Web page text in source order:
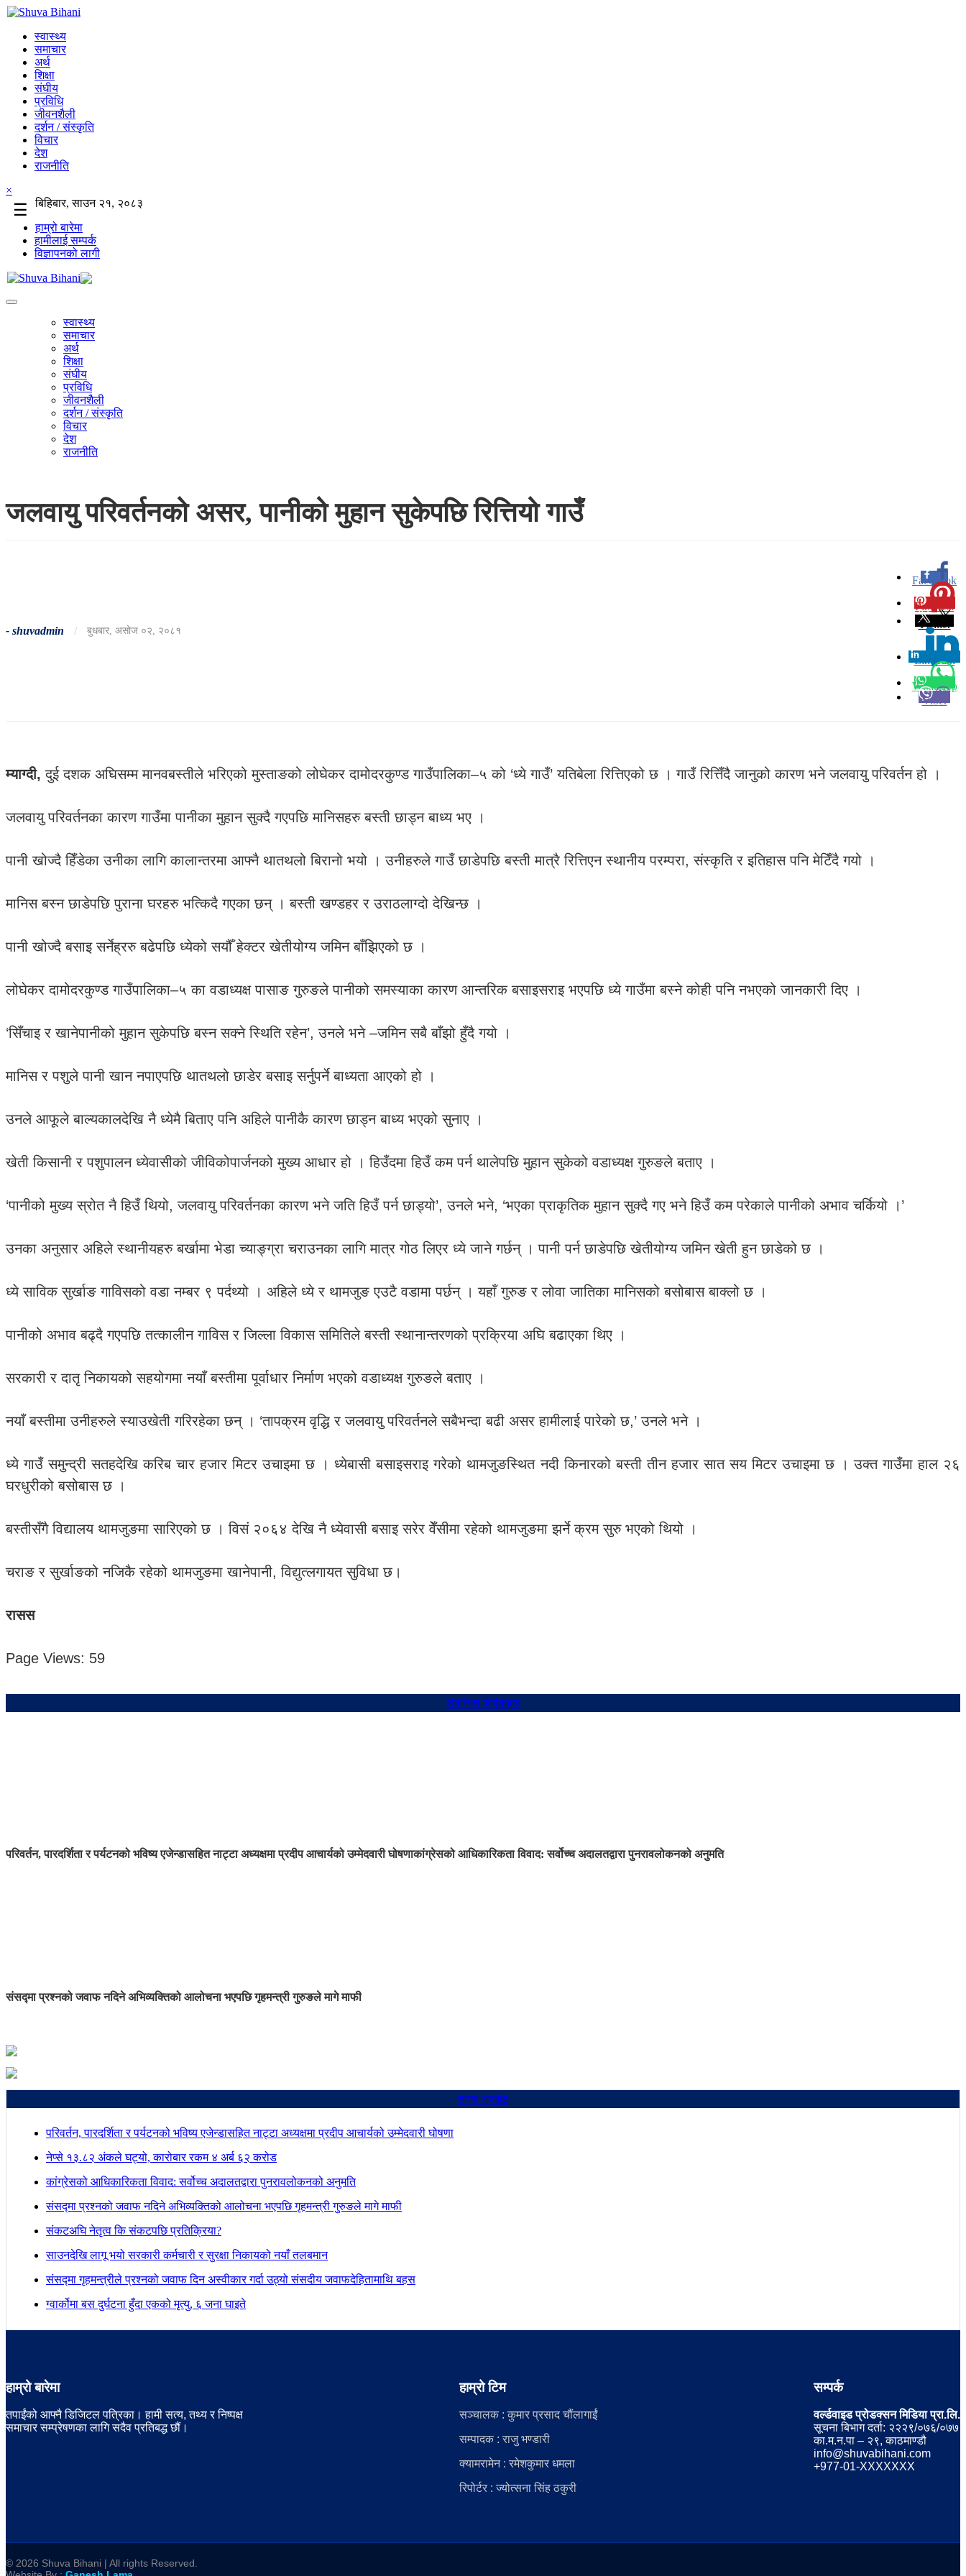
स्वास्थ्य
समाचार
अर्थ
शिक्षा
संघीय
प्रविधि
जीवनशैली
दर्शन / संस्कृति
विचार
देश
राजनीति
×
☰
बिहिबार, साउन २१, २०८३
हाम्रो बारेमा
हामीलाई सम्पर्क
विज्ञापनको लागी
स्वास्थ्य
समाचार
अर्थ
शिक्षा
संघीय
प्रविधि
जीवनशैली
दर्शन / संस्कृति
विचार
देश
राजनीति
जलवायु परिवर्तनको असर, पानीको मुहान सुकेपछि रित्तियो गाउँ
- shuvadmin / बुधबार, असोज ०२, २०८१
Facebook
0
Pinterest
Twitter
Linkedin
0
Whatsapp
Viber
म्याग्दी,दुई दशक अघिसम्म मानवबस्तीले भरिएको मुस्ताङको लोघेकर दामोदरकुण्ड गाउँपालिका–५ को ‘ध्ये गाउँ’ यतिबेला रित्तिएको छ । गाउँ रित्तिँदै जानुको कारण भने जलवायु परिवर्तन हो ।
जलवायु परिवर्तनका कारण गाउँमा पानीका मुहान सुक्दै गएपछि मानिसहरु बस्ती छाड्न बाध्य भए ।
पानी खोज्दै हिँडेका उनीका लागि कालान्तरमा आफ्नै थातथलो बिरानो भयो । उनीहरुले गाउँ छाडेपछि बस्ती मात्रै रित्तिएन स्थानीय परम्परा, संस्कृति र इतिहास पनि मेटिँदै गयो ।
मानिस बस्न छाडेपछि पुराना घरहरु भत्किदै गएका छन् । बस्ती खण्डहर र उराठलाग्दो देखिन्छ ।
पानी खोज्दै बसाइ सर्नेह्ररु बढेपछि ध्येको सयौँ हेक्टर खेतीयोग्य जमिन बाँझिएको छ ।
लोघेकर दामोदरकुण्ड गाउँपालिका–५ का वडाध्यक्ष पासाङ गुरुङले पानीको समस्याका कारण आन्तरिक बसाइसराइ भएपछि ध्ये गाउँमा बस्ने कोही पनि नभएको जानकारी दिए ।
‘सिँचाइ र खानेपानीको मुहान सुकेपछि बस्न सक्ने स्थिति रहेन’, उनले भने –जमिन सबै बाँझो हुँदै गयो ।
मानिस र पशुले पानी खान नपाएपछि थातथलो छाडेर बसाइ सर्नुपर्ने बाध्यता आएको हो ।
उनले आफूले बाल्यकालदेखि नै ध्येमै बिताए पनि अहिले पानीकै कारण छाड्न बाध्य भएको सुनाए ।
खेती किसानी र पशुपालन ध्येवासीको जीविकोपार्जनको मुख्य आधार हो । हिउँदमा हिउँ कम पर्न थालेपछि मुहान सुकेको वडाध्यक्ष गुरुङले बताए ।
‘पानीको मुख्य स्रोत नै हिउँ थियो, जलवायु परिवर्तनका कारण भने जति हिउँ पर्न छाड्यो’, उनले भने, ‘भएका प्राकृतिक मुहान सुक्दै गए भने हिउँ कम परेकाले पानीको अभाव चर्कियो ।’
उनका अनुसार अहिले स्थानीयहरु बर्खामा भेडा च्याङ्ग्रा चराउनका लागि मात्र गोठ लिएर ध्ये जाने गर्छन् । पानी पर्न छाडेपछि खेतीयोग्य जमिन खेती हुन छाडेको छ ।
ध्ये साविक सुर्खाङ गाविसको वडा नम्बर ९ पर्दथ्यो । अहिले ध्ये र थामजुङ एउटै वडामा पर्छन् । यहाँ गुरुङ र लोवा जातिका मानिसको बसोबास बाक्लो छ ।
पानीको अभाव बढ्दै गएपछि तत्कालीन गाविस र जिल्ला विकास समितिले बस्ती स्थानान्तरणको प्रक्रिया अघि बढाएका थिए ।
सरकारी र दातृ निकायको सहयोगमा नयाँ बस्तीमा पूर्वाधार निर्माण भएको वडाध्यक्ष गुरुङले बताए ।
नयाँ बस्तीमा उनीहरुले स्याउखेती गरिरहेका छन् । ‘तापक्रम वृद्धि र जलवायु परिवर्तनले सबैभन्दा बढी असर हामीलाई पारेको छ,’ उनले भने ।
ध्ये गाउँ समुन्द्री सतहदेखि करिब चार हजार मिटर उचाइमा छ । ध्येबासी बसाइसराइ गरेको थामजुङस्थित नदी किनारको बस्ती तीन हजार सात सय मिटर उचाइमा छ । उक्त गाउँमा हाल २६
घरधुरीको बसोबास छ ।
बस्तीसँगै विद्यालय थामजुङमा सारिएको छ । विसं २०६४ देखि नै ध्येवासी बसाइ सरेर वेँसीमा रहेको थामजुङमा झर्ने क्रम सुरु भएको थियो ।
चराङ र सुर्खाङको नजिकै रहेको थामजुङमा खानेपानी, विद्युत्लगायत सुविधा छ।
रासस
Page Views: 59
संबन्धित शिर्षकहरु
परिवर्तन, पारदर्शिता र पर्यटनको भविष्य एजेन्डासहित नाट्टा अध्यक्षमा प्रदीप आचार्यको उम्मेदवारी घोषणाकांग्रेसको आधिकारिकता विवाद: सर्वोच्च अदालतद्वारा पुनरावलोकनको अनुमति
संसद्मा प्रश्नको जवाफ नदिने अभिव्यक्तिको आलोचना भएपछि गृहमन्त्री गुरुङले मागे माफी
ताजा अपडेट
परिवर्तन, पारदर्शिता र पर्यटनको भविष्य एजेन्डासहित नाट्टा अध्यक्षमा प्रदीप आचार्यको उम्मेदवारी घोषणा
नेप्से १३.८२ अंकले घट्यो, कारोबार रकम ४ अर्ब ६२ करोड
कांग्रेसको आधिकारिकता विवाद: सर्वोच्च अदालतद्वारा पुनरावलोकनको अनुमति
संसद्मा प्रश्नको जवाफ नदिने अभिव्यक्तिको आलोचना भएपछि गृहमन्त्री गुरुङले मागे माफी
संकटअघि नेतृत्व कि संकटपछि प्रतिक्रिया?
साउनदेखि लागू भयो सरकारी कर्मचारी र सुरक्षा निकायको नयाँ तलबमान
संसद्मा गृहमन्त्रीले प्रश्नको जवाफ दिन अस्वीकार गर्दा उठ्यो संसदीय जवाफदेहितामाथि बहस
ग्वार्कोमा बस दुर्घटना हुँदा एकको मृत्यु, ६ जना घाइते
हाम्रो बारेमा
तपाईंको आफ्नै डिजिटल पत्रिका। हामी सत्य, तथ्य र निष्पक्ष
समाचार सम्प्रेषणका लागि सदैव प्रतिबद्ध छौं।
हाम्रो टिम
सञ्चालक : कुमार प्रसाद चौंलागाईं
सम्पादक : राजु भण्डारी
क्यामरामेन : रमेशकुमार धमला
रिपोर्टर : ज्योत्सना सिंह ठकुरी
सम्पर्क
वर्ल्डवाइड प्रोडक्सन मिडिया प्रा.लि.
सूचना बिभाग दर्ता: २२२९/०७६/०७७
का.म.न.पा – २९, काठमाण्डौ
info@shuvabihani.com
+977-01-XXXXXXX
© 2026 Shuva Bihani | All rights Reserved.